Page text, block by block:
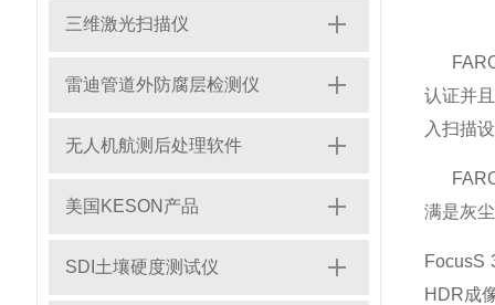
三维激光扫描仪
雷迪管道外防腐层检测仪
无人机航测后处理软件
美国KESON产品
SDI土壤硬度测试仪
FARO
认证并
入扫描
FARO
满是灰
FocusS
HDR成